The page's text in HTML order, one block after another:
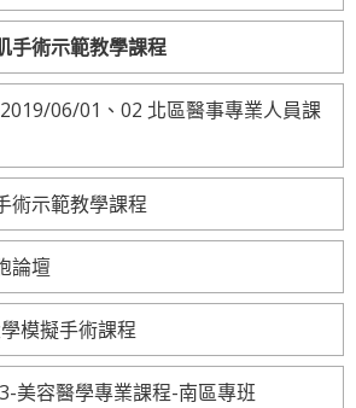
手術示範教學課程
06/01、02 北區醫事專業人員課
術示範教學課程
論壇
模擬手術課程
美容醫學專業課程-南區專班